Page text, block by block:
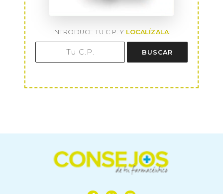
INTRODUCE TU C.P. Y LOCALÍZALA:
BUSCAR